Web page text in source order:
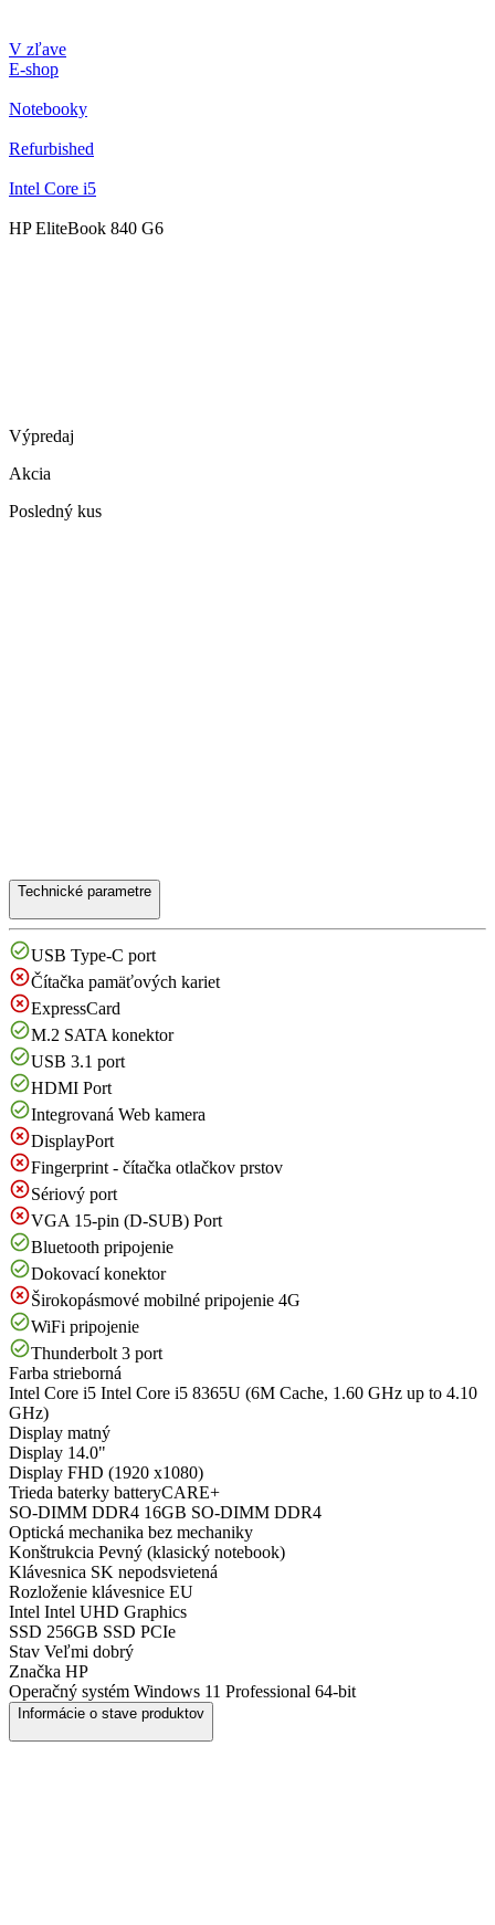
V zľave
E-shop
Notebooky
Refurbished
Intel Core i5
HP EliteBook 840 G6
Výpredaj
Akcia
Posledný kus
Technické parametre
USB Type-C port
Čítačka pamäťových kariet
ExpressCard
M.2 SATA konektor
USB 3.1 port
HDMI Port
Integrovaná Web kamera
DisplayPort
Fingerprint - čítačka otlačkov prstov
Sériový port
VGA 15-pin (D-SUB) Port
Bluetooth pripojenie
Dokovací konektor
Širokopásmové mobilné pripojenie 4G
WiFi pripojenie
Thunderbolt 3 port
Farba strieborná
Intel Core i5 Intel Core i5 8365U (6M Cache, 1.60 GHz up to 4.10
GHz)
Display matný
Display 14.0"
Display FHD (1920 x1080)
Trieda baterky batteryCARE+
SO-DIMM DDR4 16GB SO-DIMM DDR4
Optická mechanika bez mechaniky
Konštrukcia Pevný (klasický notebook)
Klávesnica SK nepodsvietená
Rozloženie klávesnice EU
Intel Intel UHD Graphics
SSD 256GB SSD PCIe
Stav Veľmi dobrý
Značka HP
Operačný systém Windows 11 Professional 64-bit
Informácie o stave produktov